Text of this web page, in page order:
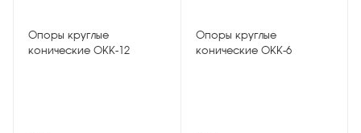
Опоры круглые
конические ОКК-12
Опоры круглые
конические ОКК-6